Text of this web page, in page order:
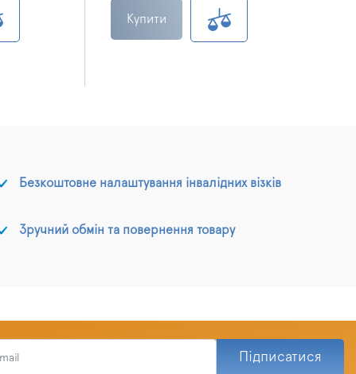
Купити
Безкоштовне налаштування інвалідних візків
Зручний обмін та повернення товару
Підписатися